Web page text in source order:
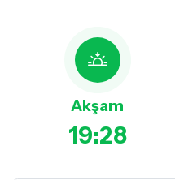
Akşam
19:28